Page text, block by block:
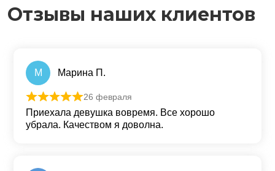
Отзывы наших клиентов
М Марина П.
Оценка из 5
26 февраля
Приехала девушка вовремя. Все хорошо
убрала. Качеством я доволна.